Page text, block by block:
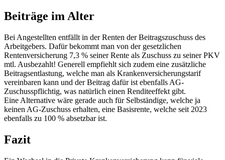
Beiträge im Alter
Bei Angestellten entfällt in der Renten der Beitragszuschuss des
Arbeitgebers. Dafür bekommt man von der gesetzlichen
Rentenversicherung 7,3 % seiner Rente als Zuschuss zu seiner PKV
mtl. Ausbezahlt! Generell empfiehlt sich zudem eine zusätzliche
Beitragsentlastung, welche man als Krankenversicherungstarif
vereinbaren kann und der Beitrag dafür ist ebenfalls AG-
Zuschusspflichtig, was natürlich einen Renditeeffekt gibt.
Eine Alternative wäre gerade auch für Selbständige, welche ja
keinen AG-Zuschuss erhalten, eine Basisrente, welche seit 2023
ebenfalls zu 100 % absetzbar ist.
Fazit